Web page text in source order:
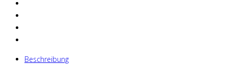
Beschreibung